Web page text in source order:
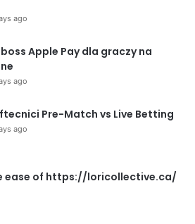
ago
Apple Pay dla graczy na
ago
Pre-Match vs Live Betting
ago
ease of https://loricollective.ca/